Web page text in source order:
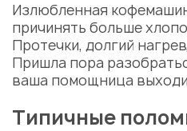
Излюбленная
причинять больше
Протечки, долгий
Пришла пора
ваша помощница
Типичные